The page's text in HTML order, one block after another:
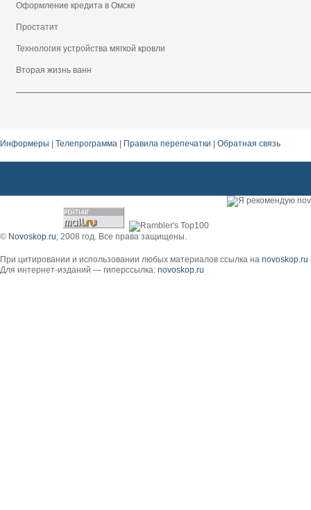
Оформление кредита в Омске
Простатит
Технология устройства мягкой кровли
Вторая жизнь ванн
Информеры Телепрограмма Правила перепечатки Обратная связь
© Novoskop.ru, 2008 год. Все права защищены.
При цитировании и использовании любых материалов ссылка на novoskop.ru
Для интернет-изданий — гиперссылка: novoskop.ru